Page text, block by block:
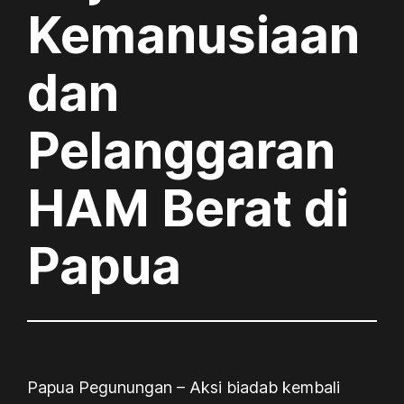
Kemanusiaan
dan
Pelanggaran
HAM Berat di
Papua
Papua Pegunungan – Aksi biadab kembali